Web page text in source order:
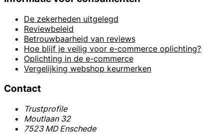
De zekerheden uitgelegd
Reviewbeleid
Betrouwbaarheid van reviews
Hoe blijf je veilig voor e-commerce oplichting?
Oplichting in de e-commerce
Vergelijking webshop keurmerken
Contact
Trustprofile
Moutlaan 32
7523 MD Enschede